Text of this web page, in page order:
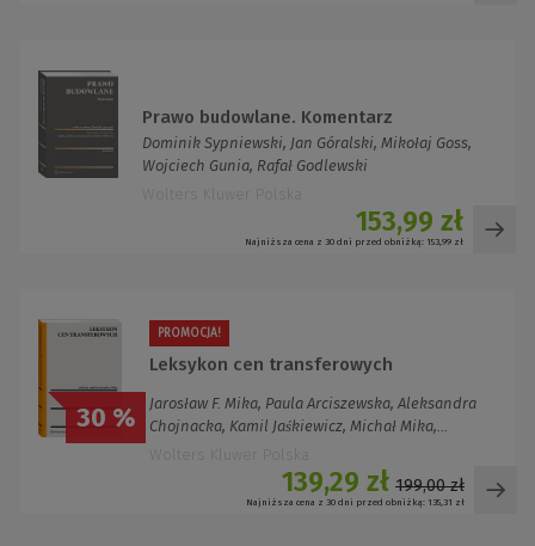
Prawo budowlane. Komentarz
Dominik Sypniewski, Jan Góralski, Mikołaj Goss,
Wojciech Gunia, Rafał Godlewski
153,99 zł
Najniższa cena z 30 dni przed obniżką: 153,99 zł
PROMOCJA!
30 %
Leksykon cen transferowych
Jarosław F. Mika, Paula Arciszewska, Aleksandra
Chojnacka, Kamil Jaśkiewicz, Michał Mika,...
139,29 zł
Najniższa cena z 30 dni przed obniżką: 135,31 zł
199,00 zł